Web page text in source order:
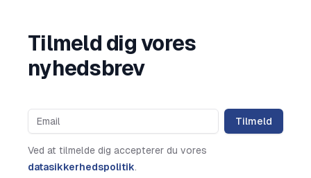
Tilmeld dig vores
nyhedsbrev
Tilmeld
Ved at tilmelde dig accepterer du vores
datasikkerhedspolitik.